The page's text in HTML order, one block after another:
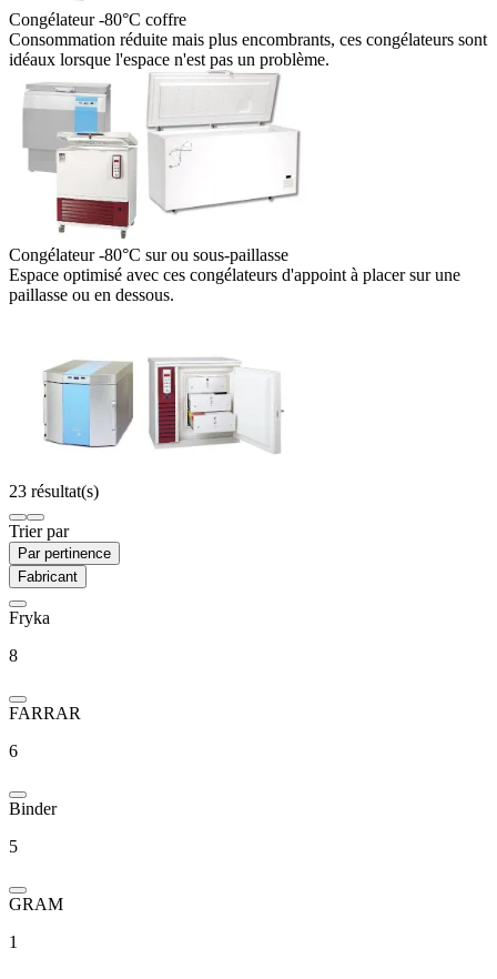
Congélateur -80°C coffre
Consommation réduite mais plus encombrants, ces congélateurs sont
idéaux lorsque l'espace n'est pas un problème.
Congélateur -80°C sur ou sous-paillasse
Espace optimisé avec ces congélateurs d'appoint à placer sur une
paillasse ou en dessous.
23 résultat(s)
Trier par
Par pertinence
Fabricant
Fryka
8
FARRAR
6
Binder
5
GRAM
1